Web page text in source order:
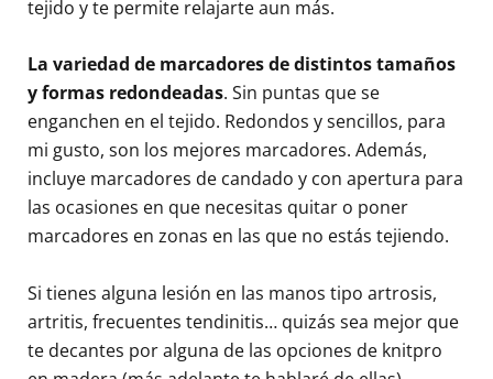
tejido y te permite relajarte aun más.
La variedad de marcadores de distintos tamaños
y formas redondeadas. Sin puntas que se
enganchen en el tejido. Redondos y sencillos, para
mi gusto, son los mejores marcadores. Además,
incluye marcadores de candado y con apertura para
las ocasiones en que necesitas quitar o poner
marcadores en zonas en las que no estás tejiendo.
Si tienes alguna lesión en las manos tipo artrosis,
artritis, frecuentes tendinitis… quizás sea mejor que
te decantes por alguna de las opciones de knitpro